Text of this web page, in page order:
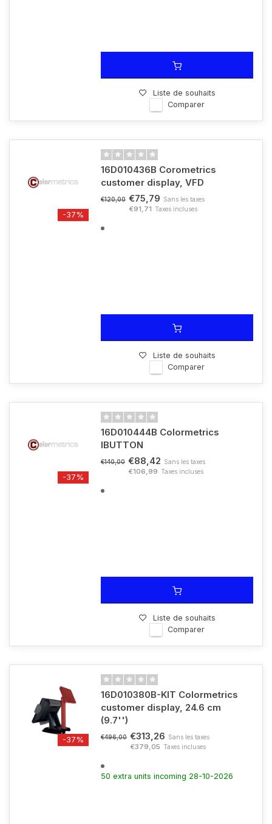
Liste de souhaits
Comparer
-37%
16D010436B Corometrics
customer display, VFD
€120,00 €75,79 Sans les taxes
€91,71 Taxes incluses
Liste de souhaits
Comparer
-37%
16D010444B Colormetrics
IBUTTON
€140,00 €88,42 Sans les taxes
€106,99 Taxes incluses
Liste de souhaits
Comparer
-37%
16D010380B-KIT Colormetrics
customer display, 24.6 cm
(9.7'')
€496,00 €313,26 Sans les taxes
€379,05 Taxes incluses
50 extra units incoming 28-10-2026